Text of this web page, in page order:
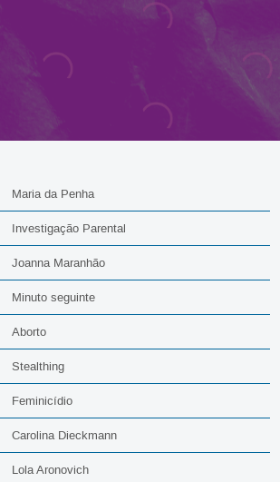
Maria da Penha
Investigação Parental
Joanna Maranhão
Minuto seguinte
Aborto
Stealthing
Feminicídio
Carolina Dieckmann
Lola Aronovich